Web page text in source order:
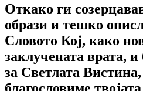
Откако ги
образи и тешко
Словото Кој, како
заклучената врата, и
за Светлата Вистина,
благословиме